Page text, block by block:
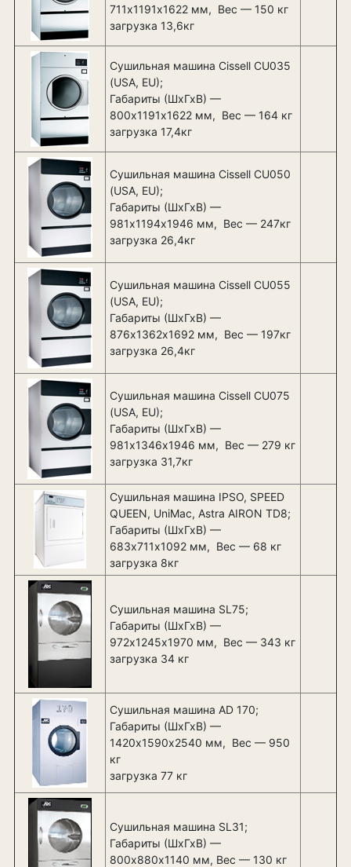
711х1191х1622 мм, Вес — 150 кг
загрузка 13,6кг
Сушильная машина Cissell CU035
(USA, EU);
Габариты (ШхГхВ) —
800х1191х1622 мм, Вес — 164 кг
загрузка 17,4кг
Сушильная машина Cissell CU050
(USA, EU);
Габариты (ШхГхВ) —
981х1194х1946 мм, Вес — 247кг
загрузка 26,4кг
Сушильная машина Cissell CU055
(USA, EU);
Габариты (ШхГхВ) —
876х1362х1692 мм, Вес — 197кг
загрузка 26,4кг
Сушильная машина Cissell CU075
(USA, EU);
Габариты (ШхГхВ) —
981х1346х1946 мм, Вес — 279 кг
загрузка 31,7кг
Сушильная машина IPSO, SPEED
QUEEN, UniMac, Astra AIRON TD8;
Габариты (ШхГхВ) —
683х711х1092 мм, Вес — 68 кг
загрузка 8кг
Сушильная машина SL75;
Габариты (ШхГхВ) —
972х1245х1970 мм, Вес — 343 кг
загрузка 34 кг
Сушильная машина AD 170;
Габариты (ШхГхВ) —
1420х1590х2540 мм, Вес — 950
кг
загрузка 77 кг
Сушильная машина SL31;
Габариты (ШхГхВ) —
800х880х1140 мм, Вес — 130 кг